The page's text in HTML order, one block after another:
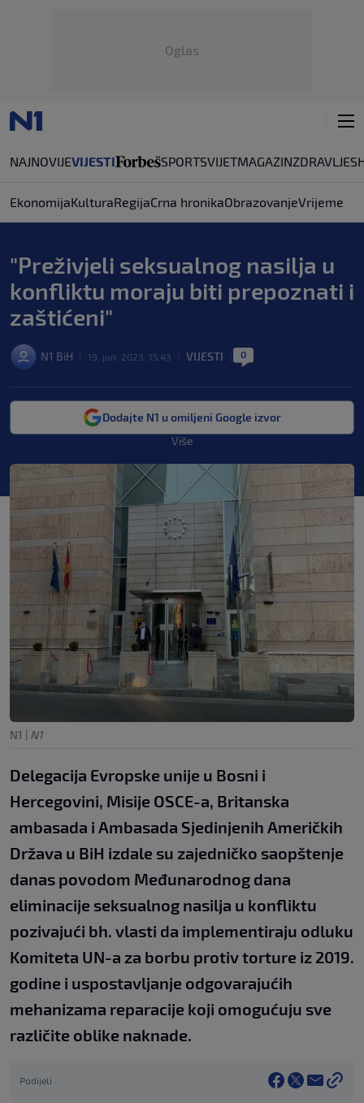
Oglas
NAJNOVIJEVIJESTI SPORTSVIJETMAGAZINZDRAVLJE
EkonomijaKulturaRegijaCrna hronikaObrazovanjeVrijeme
"Preživjeli seksualnog nasilja u
konfliktu moraju biti prepoznati i
zaštićeni"
N1 BiH 19. jun. 2023. 15:43 VIJESTI 0
Dodajte N1 u omiljeni Google izvor
Više
N1 | N1
Delegacija Evropske unije u Bosni i
Hercegovini, Misije OSCE-a, Britanska
ambasada i Ambasada Sjedinjenih Američkih
Država u BiH izdale su zajedničko saopštenje
danas povodom Međunarodnog dana
eliminacije seksualnog nasilja u konfliktu
pozivajući bh. vlasti da implementiraju odluku
Komiteta UN-a za borbu protiv torture iz 2019.
godine i uspostavljanje odgovarajućih
mehanizama reparacije koji omogućuju sve
različite oblike naknade.
Podijeli